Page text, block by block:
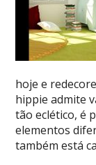
hoje e
hippie admite
tão eclético, é
elementos
também está